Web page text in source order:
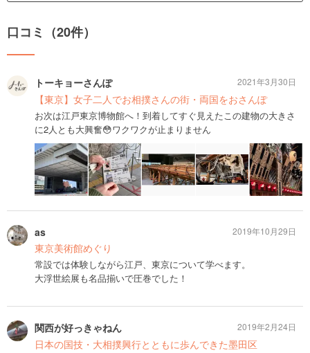
口コミ（20件）
トーキョーさんぽ
【東京】女子二人でお相撲さんの街・両国をおさんぽ
お次は江戸東京博物館へ！到着してすぐ見えたこの建物の大きさ
に2人とも大興奮😳ワクワクが止まりません
2021年3月30日
as
東京美術館めぐり
常設では体験しながら江戸、東京について学べます。
大浮世絵展も名品揃いで圧巻でした！
2019年10月29日
関西が好っきゃねん
日本の国技・大相撲興行とともに歩んできた墨田区
2019年2月24日